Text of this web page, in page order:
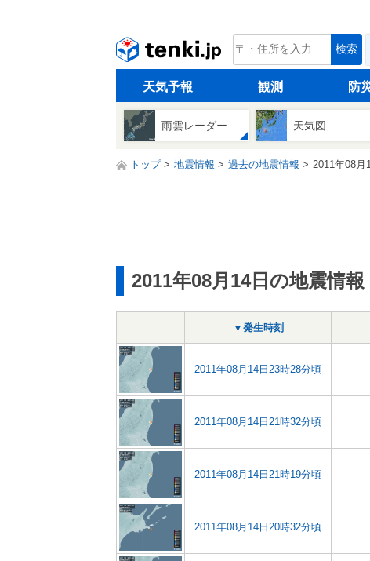
tenki.jp 検索
天気予報 観測 防
雨雲レーダー 天気図
トップ 地震情報 過去の地震情報 2011年08月
2011年08月14日の地震情報
▼発生時刻
2011年08月14日23時28分頃
2011年08月14日21時32分頃
2011年08月14日21時19分頃
2011年08月14日20時32分頃